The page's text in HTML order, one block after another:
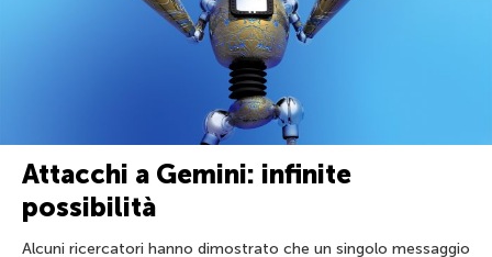
Attacchi a Gemini: infinite
possibilità
Alcuni ricercatori hanno dimostrato che un singolo messaggio